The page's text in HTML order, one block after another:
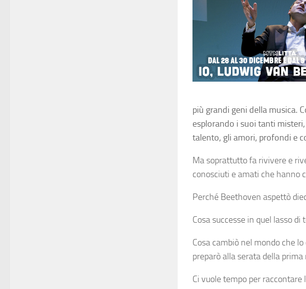
più grandi geni della musica.
esplorando i suoi tanti
talento, gli amori, profondi e
Ma soprattutto fa rivivere e
conosciuti e amati che hanno
Perché Beethoven aspettò
Cosa successe in quel lasso di
Cosa cambiò nel mondo che
preparò alla serata della
Ci vuole tempo per raccontare